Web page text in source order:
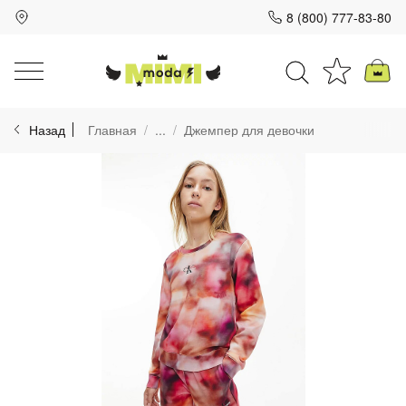
8 (800) 777-83-80
Назад Главная ... Джемпер для девочки
Для клиентов всех банков
Разбейте
на части
без переплат
График платежей